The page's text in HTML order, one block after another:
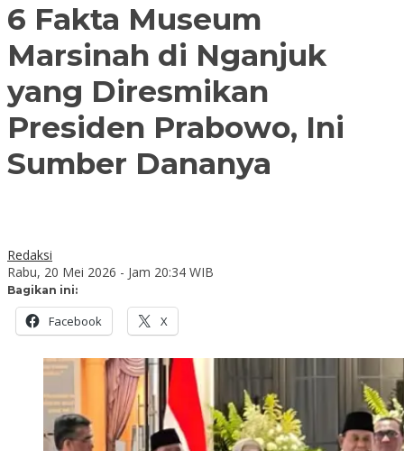
6 Fakta Museum
Marsinah di Nganjuk
yang Diresmikan
Presiden Prabowo, Ini
Sumber Dananya
Redaksi
Rabu, 20 Mei 2026 - Jam 20:34 WIB
Bagikan ini:
Facebook X